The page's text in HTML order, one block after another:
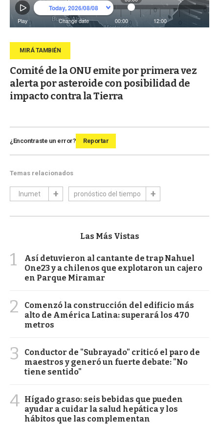
Comité de la ONU emite por primera vez
alerta por asteroide con posibilidad de
impacto contra la Tierra
¿Encontraste un error? Reportar
Temas relacionados
Inumet pronóstico del tiempo
Las Más Vistas
1
Así detuvieron al cantante de trap Nahuel
One23 y a chilenos que explotaron un cajero
en Parque Miramar
2
Comenzó la construcción del edificio más
alto de América Latina: superará los 470
metros
3
Conductor de "Subrayado" criticó el paro de
maestros y generó un fuerte debate: "No
tiene sentido"
4 Hígado graso: seis bebidas que pueden
ayudar a cuidar la salud hepática y los
hábitos que las complementan